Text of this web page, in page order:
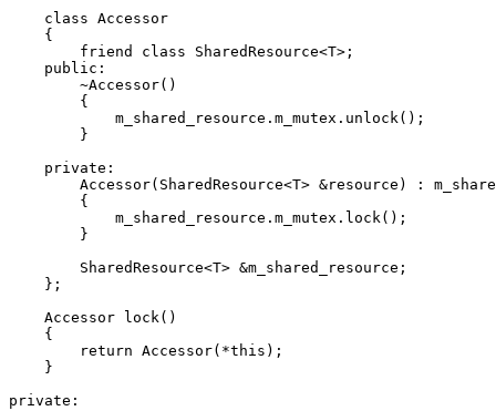
    class Accessor
    {
        friend class SharedResource<T>;
    public:
        ~Accessor()
        {
            m_shared_resource.m_mutex.unlock();
        }
    private:
Accessor(SharedResource<T> &resource) :
        {
            m_shared_resource.m_mutex.lock();
        }
        SharedResource<T> &m_shared_resource;
    };
    Accessor lock()
    {
        return Accessor(*this);
    }
private: